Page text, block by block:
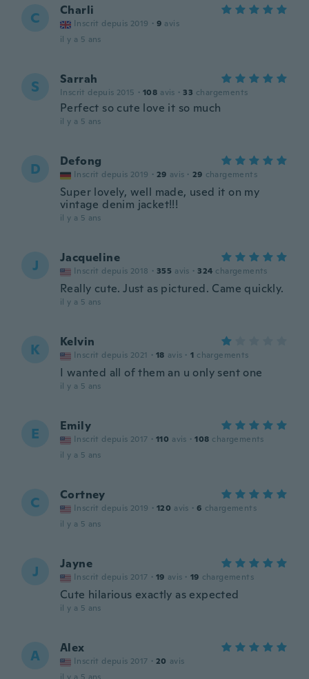
C Charli
Inscrit depuis 2019 · 9 avis
il y a 5 ans
S Sarrah
Inscrit depuis 2015 · 108 avis · 33 chargements
Perfect so cute love it so much
il y a 5 ans
D Defong
Inscrit depuis 2019 · 29 avis · 29 chargements
Super lovely, well made, used it on my
vintage denim jacket!!!
il y a 5 ans
J Jacqueline
Inscrit depuis 2018 · 355 avis · 324 chargements
Really cute. Just as pictured. Came quickly.
il y a 5 ans
K Kelvin
Inscrit depuis 2021 · 18 avis · 1 chargements
I wanted all of them an u only sent one
il y a 5 ans
E Emily
Inscrit depuis 2017 · 110 avis · 108 chargements
il y a 5 ans
C Cortney
Inscrit depuis 2019 · 120 avis · 6 chargements
il y a 5 ans
J Jayne
Inscrit depuis 2017 · 19 avis · 19 chargements
Cute hilarious exactly as expected
il y a 5 ans
A Alex
Inscrit depuis 2017 · 20 avis